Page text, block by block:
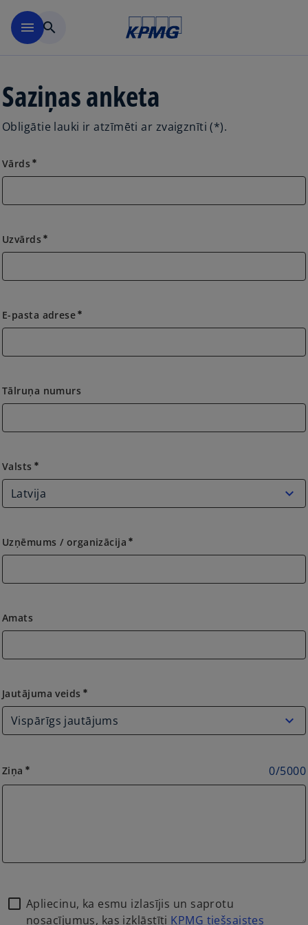
menu search
Saziņas anketa
Obligātie lauki ir atzīmēti ar zvaigznīti (*).
Vārds emergency
Uzvārds emergency
E-pasta adrese emergency
Tālruņa numurs
Valsts
Valsts emergency
Uzņēmums / organizācija emergency
Amats
Jautājuma veids
Jautājuma veids emergency
Ziņa emergency 0/5000
Apliecinu, ka esmu izlasījis un saprotu
nosacījumus, kas izklāstīti KPMG tiešsaistes